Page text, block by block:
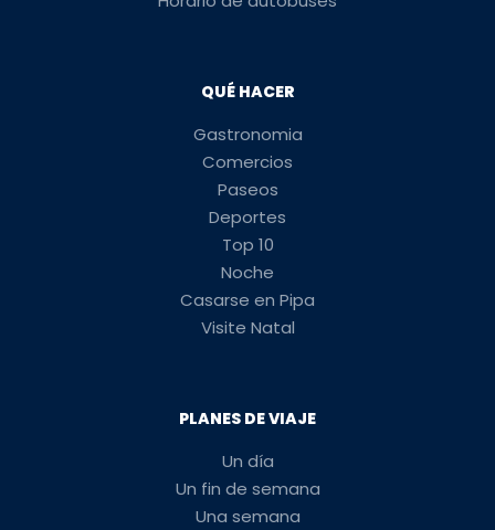
QUÉ HACER
Gastronomia
Comercios
Paseos
Deportes
Top 10
Noche
Casarse en Pipa
Visite Natal
PLANES DE VIAJE
Un día
Un fin de semana
Una semana